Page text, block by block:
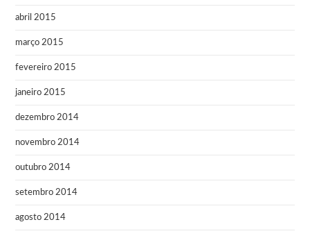
abril 2015
março 2015
fevereiro 2015
janeiro 2015
dezembro 2014
novembro 2014
outubro 2014
setembro 2014
agosto 2014